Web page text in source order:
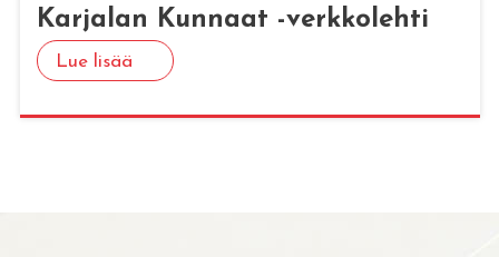
Kar­ja­lan Kun­naat -verk­ko­leh­ti
Lue lisää